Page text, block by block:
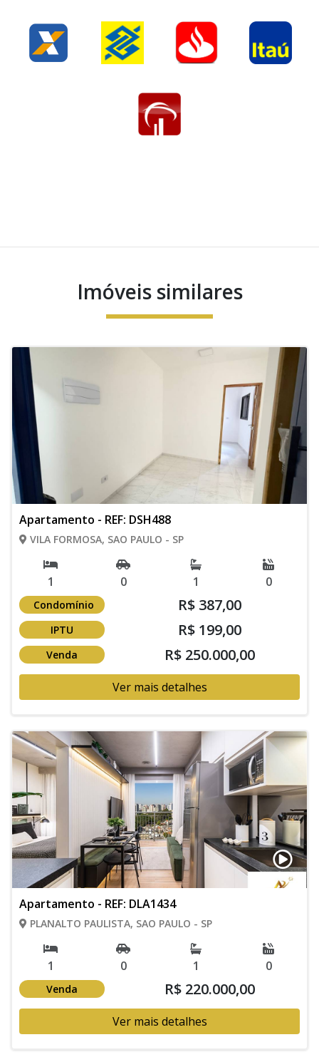
Imóveis similares
Apartamento - REF: DSH488
VILA FORMOSA, SAO PAULO - SP
1 0 1 0
Condomínio R$ 387,00
IPTU R$ 199,00
Venda R$ 250.000,00
Ver mais detalhes
Apartamento - REF: DLA1434
PLANALTO PAULISTA, SAO PAULO - SP
1 0 1 0
Venda R$ 220.000,00
Ver mais detalhes